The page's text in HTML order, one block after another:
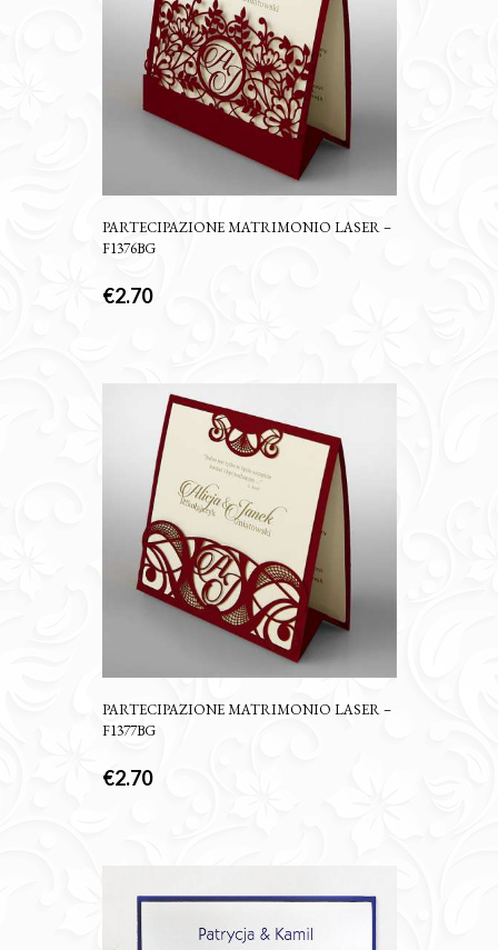
PARTECIPAZIONE MATRIMONIO LASER –
F1376BG
€2.70
PARTECIPAZIONE MATRIMONIO LASER –
F1377BG
€2.70